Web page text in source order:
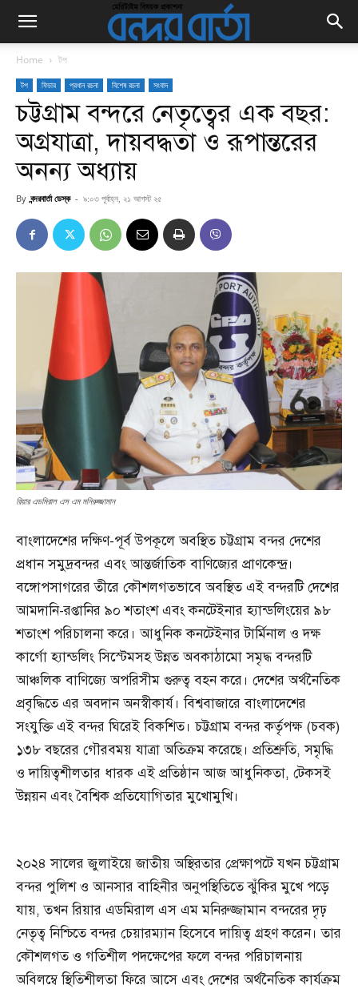
Home টপ
টপ ফিচার প্রধান রচনা বিশেষ রচনা সংবাদ
চট্টগ্রাম বন্দরে নেতৃত্বের এক বছর:
অগ্রযাত্রা, দায়বদ্ধতা ও রূপান্তরের
অনন্য অধ্যায়
By বন্দরবার্তা ডেস্ক - ৯:০৩ পূর্বাহ্ন, ২১ আগস্ট ২৫
রিয়ার এডমিরাল এস এম মনিরুজ্জামান
বাংলাদেশের দক্ষিণ-পূর্ব উপকূলে অবস্থিত চট্টগ্রাম বন্দর দেশের
প্রধান সমুদ্রবন্দর এবং আন্তর্জাতিক বাণিজ্যের প্রাণকেন্দ্র।
বঙ্গোপসাগরের তীরে কৌশলগতভাবে অবস্থিত এই বন্দরটি দেশের
আমদানি-রপ্তানির ৯০ শতাংশ এবং কনটেইনার হ্যান্ডলিংয়ের ৯৮
শতাংশ পরিচালনা করে। আধুনিক কনটেইনার টার্মিনাল ও দক্ষ
কার্গো হ্যান্ডলিং সিস্টেমসহ উন্নত অবকাঠামো সমৃদ্ধ বন্দরটি
আঞ্চলিক বাণিজ্যে অপরিসীম গুরুত্ব বহন করে। দেশের অর্থনৈতিক
প্রবৃদ্ধিতে এর অবদান অনস্বীকার্য। বিশ্ববাজারে বাংলাদেশের
সংযুক্তি এই বন্দর ঘিরেই বিকশিত। চট্টগ্রাম বন্দর কর্তৃপক্ষ (চবক)
১৩৮ বছরের গৌরবময় যাত্রা অতিক্রম করেছে। প্রতিশ্রুতি, সমৃদ্ধি
ও দায়িত্বশীলতার ধারক এই প্রতিষ্ঠান আজ আধুনিকতা, টেকসই
উন্নয়ন এবং বৈশ্বিক প্রতিযোগিতার মুখোমুখি।
২০২৪ সালের জুলাইয়ে জাতীয় অস্থিরতার প্রেক্ষাপটে যখন চট্টগ্রাম
বন্দর পুলিশ ও আনসার বাহিনীর অনুপস্থিতিতে ঝুঁকির মুখে পড়ে
যায়, তখন রিয়ার এডমিরাল এস এম মনিরুজ্জামান বন্দরের দৃঢ়
নেতৃত্ব নিশ্চিতে বন্দর চেয়ারম্যান হিসেবে দায়িত্ব গ্রহণ করেন। তার
কৌশলগত ও গতিশীল পদক্ষেপের ফলে বন্দর পরিচালনায়
অবিলম্বে স্থিতিশীলতা ফিরে আসে এবং দেশের অর্থনৈতিক কার্যক্রম